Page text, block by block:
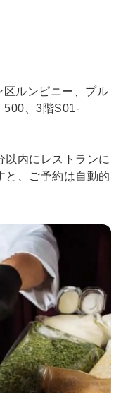
区ルンピニー、プル
500、3階S01-
以内にレストランに
と、ご予約は自動的